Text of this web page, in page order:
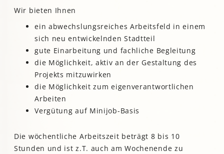
Wir bieten Ihnen
ein abwechslungsreiches Arbeitsfeld in einem
sich neu entwickelnden Stadtteil
gute Einarbeitung und fachliche Begleitung
die Möglichkeit, aktiv an der Gestaltung des
Projekts mitzuwirken
die Möglichkeit zum eigenverantwortlichen
Arbeiten
Vergütung auf Minijob-Basis
Die wöchentliche Arbeitszeit beträgt 8 bis 10
Stunden und ist z.T. auch am Wochenende zu